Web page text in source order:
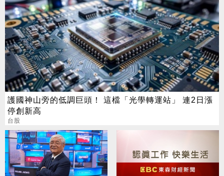
護國神山旁的低調巨頭！ 這檔「光學轉運站」 連2日漲
停創新高
台股